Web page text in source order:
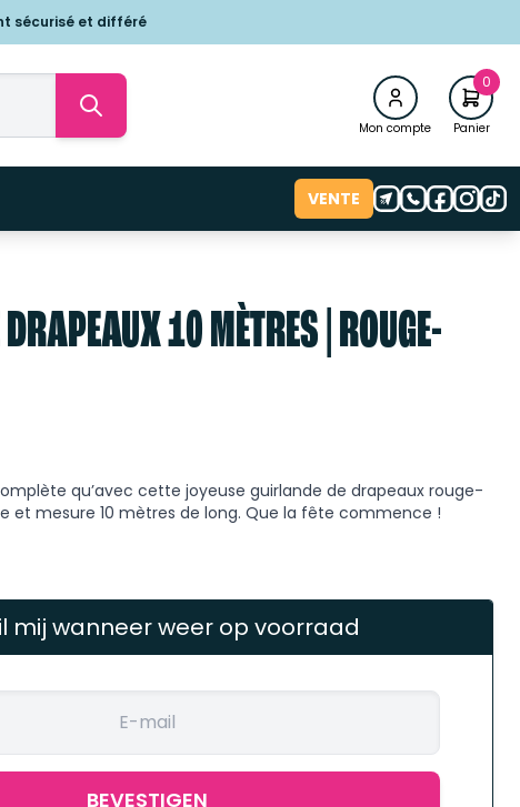
sécurisé et différé
Mon compte
0
Panier
VENTE
10 MÈTRES | ROUGE-
qu’avec cette joyeuse guirlande de drapeaux rouge-
et mesure 10 mètres de long. Que la fête commence !
mij wanneer weer op voorraad